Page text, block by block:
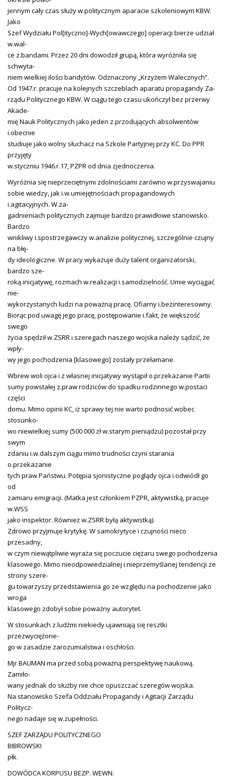
jennym cały czas służy w.politycznym aparacie szkoleniowym KBW.
Jako
Szef Wydziału Pol[ityczno]-Wych[owawczego] operacji bierze udział
w.wal-
ce z.bandami. Przez 20 dni dowodził grupą, która wyróżniła się
schwyta-
niem wielkiej ilości bandytów. Odznaczony „Krzyżem Walecznych”.
Od 1947.r. pracuje na kolejnych szczeblach aparatu propagandy Za-
rządu Politycznego KBW. W ciągu tego czasu ukończył bez przerwy
Akade-
mię Nauk Politycznych jako jeden z.przodujących absolwentów
i.obecnie
studiuje jako wolny słuchacz na Szkole Partyjnej przy KC. Do PPR
przyjęty
w.styczniu 1946.r.17, PZPR od dnia zjednoczenia.
Wyróżnia się nieprzeciętnymi zdolnościami zarówno w.przyswajaniu
sobie wiedzy, jak i.w.umiejętnościach propagandowych
i.agitacyjnych. W.za-
gadnieniach politycznych zajmuje bardzo prawidłowe stanowisko.
Bardzo
wnikliwy i.spostrzegawczy w.analizie politycznej, szczególnie czujny
na błę-
dy ideologiczne. W pracy wykazuje duży talent organizatorski,
bardzo sze-
roką inicjatywę, rozmach w.realizacji i.samodzielność. Umie wyciągać
nie-
wykorzystanych ludzi na poważną pracę. Ofiarny i.bezinteresowny.
Biorąc pod uwagę jego pracę, postępowanie i.fakt, że większość
swego
życia spędził w.ZSRR i.szeregach naszego wojska należy sądzić, że
wpły-
wy jego pochodzenia [klasowego] zostały przełamane.
Wbrew woli ojca i z własnej inicjatywy wystąpił o.przekazanie Partii
sumy powstałej z.praw rodziców do spadku rodzinnego w.postaci
części
domu. Mimo opinii KC, iż sprawy tej nie warto podnosić wobec
stosunko-
wo niewielkiej sumy (500 000 zł w.starym pieniądzu) pozostał przy
swym
zdaniu i.w.dalszym ciągu mimo trudności czyni starania
o.przekazanie
tych praw Państwu. Potępia sjonistyczne poglądy ojca i.odwiódł go
od
zamiaru emigracji. (Matka jest członkiem PZPR, aktywistką, pracuje
w.WSS
jako inspektor. Również w.ZSRR byłą aktywistką).
Zdrowo przyjmuje krytykę. W samokrytyce i czujności nieco
przesadny,
w czym niewątpliwie wyraża się poczucie ciężaru swego pochodzenia
klasowego. Mimo nieodpowiedzialnej i.nieprzemyślanej tendencji ze
strony szere-
gu towarzyszy przedstawienia go ze względu na pochodzenie jako
wroga
klasowego zdobył sobie poważny autorytet.
W stosunkach z.ludźmi niekiedy ujawniają się resztki
przezwyciężone-
go w zasadzie zarozumialstwa i oschłości.
Mjr BAUMAN ma przed sobą poważną perspektywę naukową.
Zamiło-
wany jednak do służby nie chce opuszczać szeregów wojska.
Na stanowisko Szefa Oddziału Propagandy i Agitacji Zarządu
Politycz-
nego nadaje się w.zupełności.
SZEF ZARZĄDU POLITYCZNEGO
BIBROWSKI
płk.
DOWÓDCA KORPUSU BEZP. WEWN.